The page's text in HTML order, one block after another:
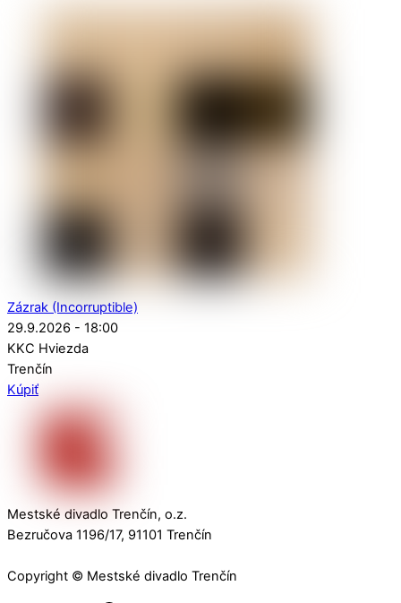
Zázrak (Incorruptible)
29.9.2026 - 18:00
KKC Hviezda
Trenčín
Kúpiť
Mestské divadlo Trenčín, o.z.
Bezručova 1196/17, 91101 Trenčín
Copyright © Mestské divadlo Trenčín